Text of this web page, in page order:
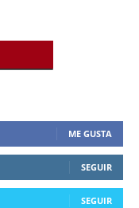
ME GUSTA
SEGUIR
SEGUIR